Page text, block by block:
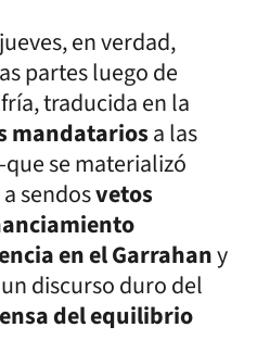
en verdad,
partes luego de
traducida en la
mandatariosa las
-que se materializó
sendosvetos
en el Garrahany
discurso duro del
del equilibrio